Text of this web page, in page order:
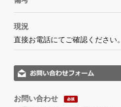
現況
直接お電話にてご確認ください。
お問い合わせ